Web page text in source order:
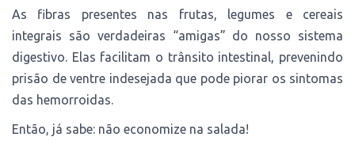
As fibras presentes nas frutas, legumes e cereais
integrais são verdadeiras “amigas” do nosso sistema
digestivo. Elas facilitam o trânsito intestinal, prevenindo
prisão de ventre indesejada que pode piorar os sintomas
das hemorroidas.
Então, já sabe: não economize na salada!